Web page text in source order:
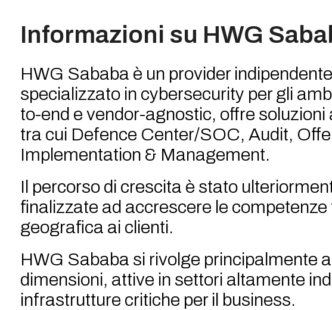
Informazioni su HWG
HWG Sababa è un provider
specializzato in cybersecurity per gli
to-end e vendor-agnostic, offre
tra cui Defence Center/SOC, Audit,
Implementation & Management.
Il percorso di crescita è stato
finalizzate ad accrescere le
geografica ai clienti.
HWG Sababa si rivolge principalmente
dimensioni, attive in settori altamente
infrastrutture critiche per il business.